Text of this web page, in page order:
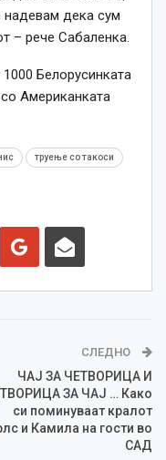
надевам дека сум
– рече Сабаленка.
Белорусинката
Американката
труење со такоси
СЛЕДНО
ЧАЈ ЗА ЧЕТВОРИЦА И
ЗА ЧАЈ … Како
си поминуваат кралот
и Камила на гости во
САД